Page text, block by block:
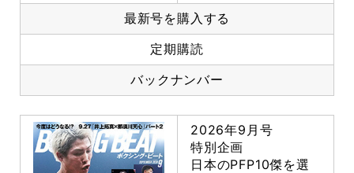
最新号を購入する
定期購読
バックナンバー
2026年9月号
特別企画
日本のPFP10傑を選